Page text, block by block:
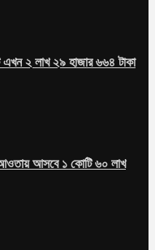
এখন ২ লাখ ২৯ হাজার ৬৬৪ টাকা
আওতায় আসবে ১ কোটি ৬০ লাখ